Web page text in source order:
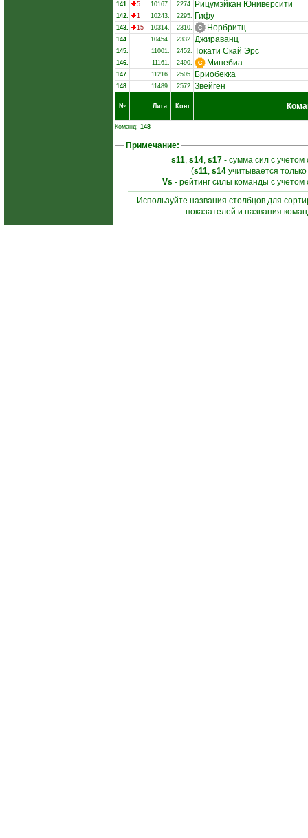
141. 5 10167. 2274. Рицумэйкан Юниверсити
142. 1 10243. 2295. Гифу
143. 15 10314. 2310. Норбритц
144. 10454. 2332. Джираванц
145. 11001. 2452. Токати Скай Эрс
146. 11161. 2490. Минебиа
147. 11216. 2505. Бриобекка
148. 11489. 2572. Звейген
№ Лига Конт
Команд: 148
Примечание:
s11, s14, s17- сумма сил с учетом
(s11, s14 учитывается
Vs - рейтинг силы команды с
Используйте названия столбцов для
показателей и названия